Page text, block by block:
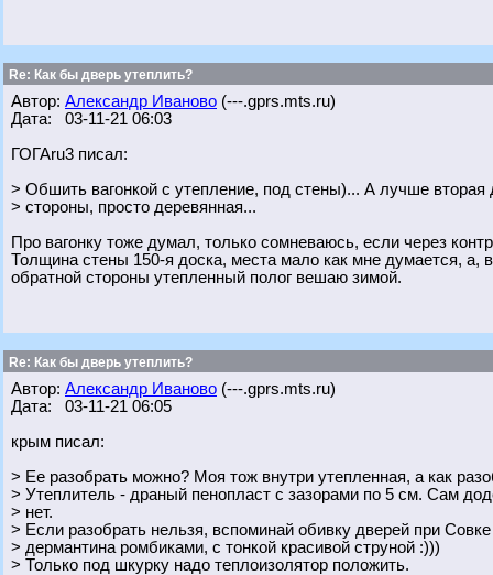
Re: Как бы дверь утеплить?
Автор: Александр Иваново (---.gprs.mts.ru)
Дата: 03-11-21 06:03
ГОГАru3 писал:
> Обшить вагонкой с утепление, под стены)... А лучше вторая
> стороны, просто деревянная...
Про вагонку тоже думал, только сомневаюсь, если через
Толщина стены 150-я доска, места мало как мне думается, а,
обратной стороны утепленный полог вешаю зимой.
Re: Как бы дверь утеплить?
Автор: Александр Иваново (---.gprs.mts.ru)
Дата: 03-11-21 06:05
крым писал:
> Ее разобрать можно? Моя тож внутри утепленная, а как
> Утеплитель - драный пенопласт с зазорами по 5 см. Сам
> нет.
> Если разобрать нельзя, вспоминай обивку дверей при
> дермантина ромбиками, с тонкой красивой струной :)))
> Только под шкурку надо теплоизолятор положить.